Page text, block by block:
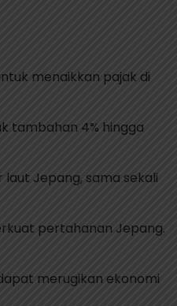
menaikkan pajak di
tambahan 4% hingga
Jepang, sama sekali
pertahanan Jepang.
merugikan ekonomi